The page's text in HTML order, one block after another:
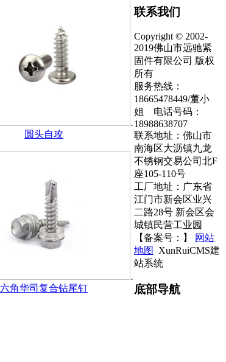
圆头自攻
六角华司复合钻尾钉
联系我们
Copyright © 2002-
2019佛山市远驰紧
固件有限公司 版权
所有
服务热线：
18665478449/董小
姐 电话号码：
18988638707
联系地址：佛山市
南海区大沥镇九龙
不锈钢交易公司北F
座105-110号
工厂地址：广东省
江门市新会区业兴
二路28号 新会区会
城镇民营工业园
【备案号： 】
网站
地图 XunRuiCMS建
站系统
底部导航